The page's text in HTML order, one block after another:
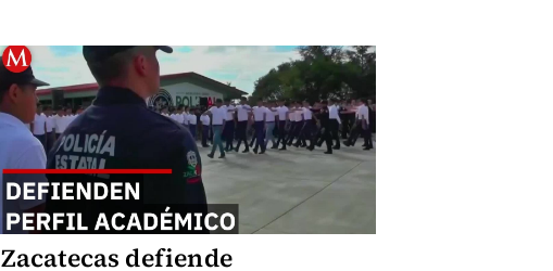
Zacatecas defiende